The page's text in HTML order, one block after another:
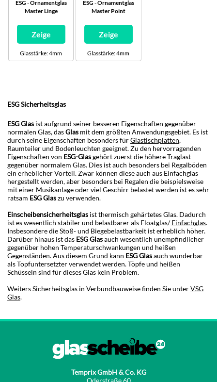
ESG - Ornamentglas
Master Linge
Zeige
Glasstärke: 4mm
ESG - Ornamentglas
Master Point
Zeige
Glasstärke: 4mm
ESG Sicherheitsglas
ESG Glas ist aufgrund seiner besseren Eigenschaften gegenüber
normalen Glas, dasGlas mit dem größten Anwendungsgebiet. Es ist
durch seine Eigenschaften besonders fürGlastischplatten,
Raumteiler und Bodenleuchten geeignet. Zu den hervorragenden
Eigenschaften von ESG-Glasgehört zuerst die höhere Traglast
gegenüber normalem Glas. Dies ist auch besonders bei Regalböden
ein erheblicher Vorteil. Zwar können diese auch aus Einfachglas
hergestellt werden, aber besonders bei Regalen die beispielsweise
mit einer Musikanlage oder viel Geschirr belastet werden ist es sehr
ratsam ESG Glaszu verwenden.
Einscheibensicherheitsglas ist thermisch gehärtetes Glas. Dadurch
ist es wesentlich stabiler und belastbarer als Floatglas/Einfachglas.
Insbesondere die Stoß- und Biegebelastbarkeit ist erheblich höher.
Darüber hinaus ist das ESG Glasauch wesentlich unempfindlicher
gegenüber hohen Temperaturschwankungen und heißen
Gegenständen. Aus diesem Grund kann ESG Glasauch wunderbar
als Topfuntersetzter verwendet werden. Töpfe und heißen
Schüsseln sind für dieses Glas kein Problem.
Weiters Sicherheitsglas in Verbundbauweise finden Sie unterVSG
Glas.
Temprix GmbH & Co. KG
Oderstraße 60